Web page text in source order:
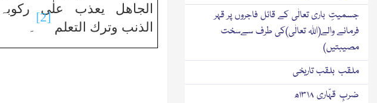
الجاھل یعذب علٰی رکوبہ
الذنب وترك التعلم
[2]
۔
جسمیتِ باری تعالٰی کے قائل فاجروں پر قہر
فرمانے والے(اﷲ تعالٰی)کی طرف سےسخت
مصیبتیں)
ملقب بلقب تاریخی
ضربِ قہّاری ۱۳۱۸ھ